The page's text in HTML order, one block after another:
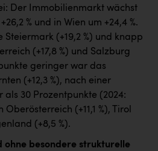
Der Immobilienmarkt wächst
% und in Wien um +24,4 %.
(+19,2 %) und knapp
(+17,8 %) und Salzburg
geringer war das
(+12,3 %), nach einer
als 30 Prozentpunkte (2024:
Oberösterreich (+11,1 %), Tirol
(+8,5 %).
ohne besondere strukturelle